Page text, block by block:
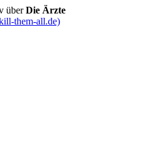
überDie Ärzte
them-all.de)